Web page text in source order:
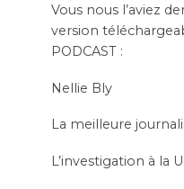
Vous nous l’aviez
version
PODCAST :
Nellie Bly
La meilleure
L’investigation à la